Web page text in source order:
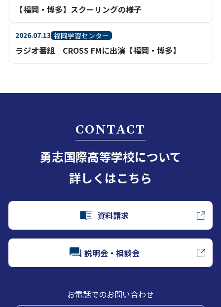
【福岡・博多】スクーリングの様子
2026.07.13 福岡学習センター
ラジオ番組 CROSS FMに出演【福岡・博多】
CONTACT
勇志国際高等学校について
詳しくはこちら
資料請求
説明会・相談会
お電話でのお問い合わせ